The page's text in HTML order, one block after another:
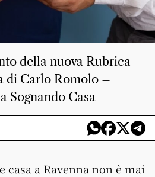
della nuova Rubrica
di Carlo Romolo –
Sognando Casa
casa a Ravenna non è mai